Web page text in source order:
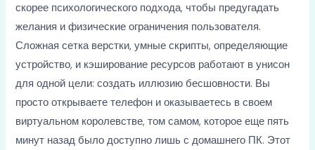
скорее психологического подхода, чтобы предугадать
желания и физические ограничения пользователя.
Сложная сетка верстки, умные скрипты, определяющие
устройство, и кэширование ресурсов работают в унисон
для одной цели: создать иллюзию бесшовности. Вы
просто открываете телефон и оказываетесь в своем
виртуальном королевстве, том самом, которое еще пять
минут назад было доступно лишь с домашнего ПК. Этот